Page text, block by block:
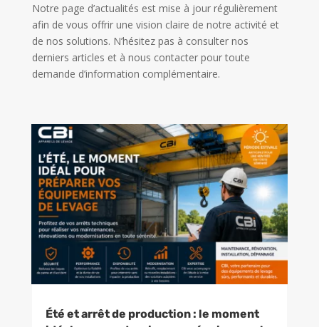
Notre page d’actualités est mise à jour régulièrement
afin de vous offrir une vision claire de notre activité et
de nos solutions. N’hésitez pas à consulter nos
derniers articles et à nous contacter pour toute
demande d’information complémentaire.
Été et arrêt de production : le moment